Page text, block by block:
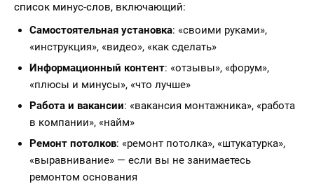
список минус-слов, включающий:
Самостоятельная установка: «своими руками»,
«инструкция», «видео», «как сделать»
Информационный контент: «отзывы», «форум»,
«плюсы и минусы», «что лучше»
Работа и вакансии: «вакансия монтажника», «работа
в компании», «найм»
Ремонт потолков: «ремонт потолка», «штукатурка»,
«выравнивание» — если вы не занимаетесь
ремонтом основания